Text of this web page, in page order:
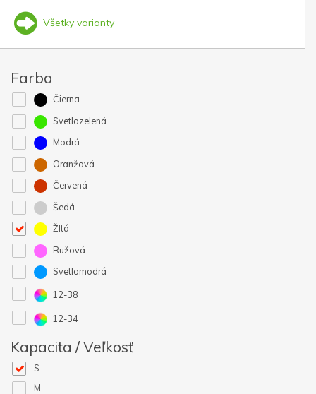
Všetky varianty
Farba
Čierna
Svetlozelená
Modrá
Oranžová
Červená
Šedá
Žltá
Ružová
Svetlomodrá
12-38
12-34
Kapacita / Veľkosť
S
M